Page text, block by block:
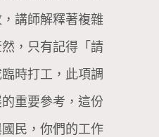
講師解釋著複雜
，只有記得「請
時打工，此項調
重要參考，這份
民，你們的工作